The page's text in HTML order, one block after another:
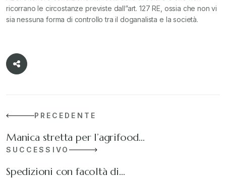
ricorrano le circostanze previste dall”art. 127 RE, ossia che non vi
sia nessuna forma di controllo tra il doganalista e la società.
PRECEDENTE
Manica stretta per l’agrifood…
SUCCESSIVO
Spedizioni con facoltà di…